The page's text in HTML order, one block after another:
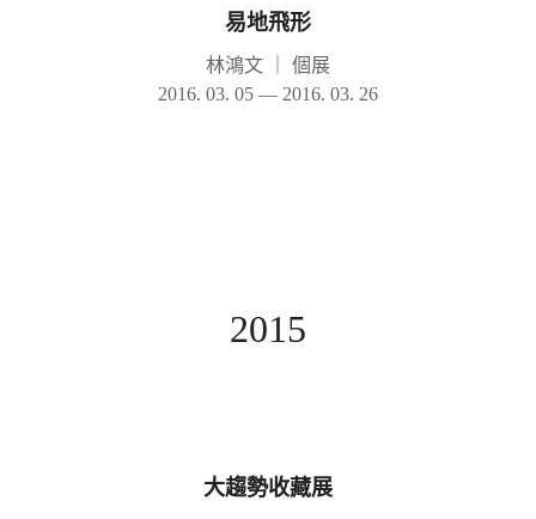
易地飛形
林鴻文
個展
2016. 03. 05 — 2016. 03. 26
2015
大趨勢收藏展